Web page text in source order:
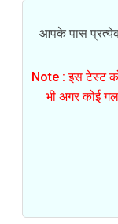
आपके पास
Note : इस टेस्ट
भी अगर कोई